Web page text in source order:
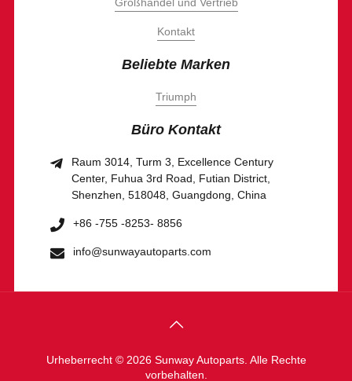
Kontakt
Beliebte Marken
Triumph
Büro Kontakt
Raum 3014, Turm 3, Excellence Century
Center, Fuhua 3rd Road, Futian District,
Shenzhen, 518048, Guangdong, China
+86 -755 -8253- 8856
info@sunwayautoparts.com
Urheberrecht © 2026 Sunway Autoparts. Alle Rechte
vorbehalten.